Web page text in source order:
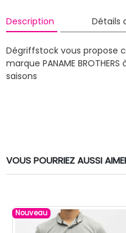
Description Détails
Dégriffstock vous propose
marque PANAME
saisons
VOUS POURRIEZ AUSSI
Nouveau